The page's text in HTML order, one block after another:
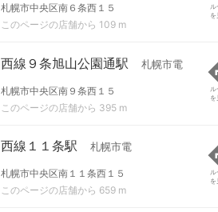
札幌市中央区南６条西１５
このページの店舗から 109 m
ル
を
西線９条旭山公園通駅 札幌市電
札幌市中央区南９条西１５
このページの店舗から 395 m
ル
を
西線１１条駅 札幌市電
札幌市中央区南１１条西１５
このページの店舗から 659 m
ル
を